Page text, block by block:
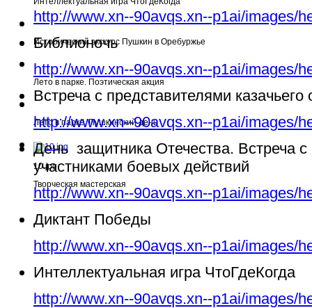
Исторический экскурс Пушкин в Оребуржье
Лето в парке. Поэтическая акция
Лето в парке. Пушкинский день
10.jpg
Творческая мастерская
http://www.xn--90avqs.xn--p1ai/images/
Библионочь
http://www.xn--90avqs.xn--p1ai/images/
Встреча с представителями
http://www.xn--90avqs.xn--p1ai/images/
День защитника Отечества. Встреча
участниками боевых действий
http://www.xn--90avqs.xn--p1ai/images/
Диктант Победы
http://www.xn--90avqs.xn--p1ai/images/
Интеллектуальная игра ЧтоГдеКогда
http://www.xn--90avqs.xn--p1ai/images/